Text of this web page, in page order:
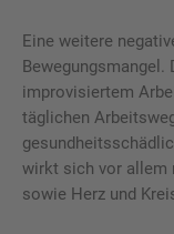
Eine weitere
Bewegungsmangel.
improvisiertem
täglichen
wirkt sich vor allem
sowie Herz und